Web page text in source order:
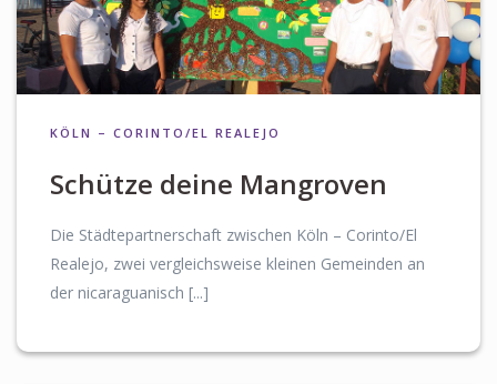
KÖLN – CORINTO/EL REALEJO
Schütze deine Mangroven
Die Städtepartnerschaft zwischen Köln – Corinto/El
Realejo, zwei vergleichsweise kleinen Gemeinden an
der nicaraguanisch [...]